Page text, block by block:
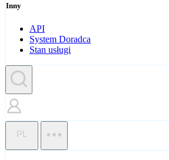
Inny
API
System Doradca
Stan usługi
PL